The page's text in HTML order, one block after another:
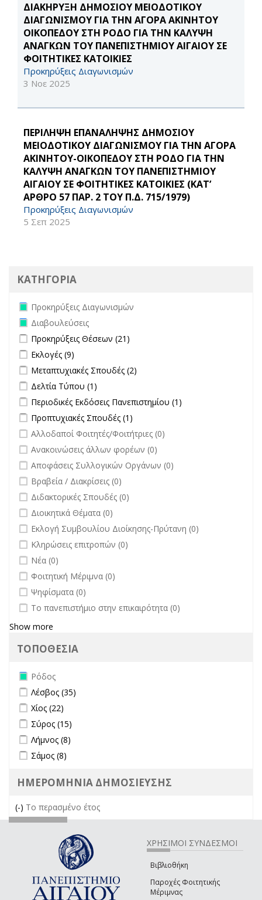
ΔΙΑΚΗΡΥΞΗ ΔΗΜΟΣΙΟΥ ΜΕΙΟΔΟΤΙΚΟΥ
ΔΙΑΓΩΝΙΣΜΟΥ ΓΙΑ ΤΗΝ ΑΓΟΡΑ ΑΚΙΝΗΤΟΥ
ΟΙΚΟΠΕΔΟΥ ΣΤΗ ΡΟΔΟ ΓΙΑ ΤΗΝ ΚΑΛΥΨΗ
ΑΝΑΓΚΩΝ ΤΟΥ ΠΑΝΕΠΙΣΤΗΜΙΟΥ ΑΙΓΑΙΟΥ ΣΕ
ΦΟΙΤΗΤΙΚΕΣ ΚΑΤΟΙΚΙΕΣ
Προκηρύξεις Διαγωνισμών
3 Νοε 2025
ΠΕΡΙΛΗΨΗ ΕΠΑΝΑΛΗΨΗΣ ΔΗΜΟΣΙΟΥ
ΜΕΙΟΔΟΤΙΚΟΥ ΔΙΑΓΩΝΙΣΜΟΥ ΓΙΑ ΤΗΝ ΑΓΟΡΑ
ΑΚΙΝΗΤΟΥ-ΟΙΚΟΠΕΔΟΥ ΣΤΗ ΡΟΔΟ ΓΙΑ ΤΗΝ
ΚΑΛΥΨΗ ΑΝΑΓΚΩΝ ΤΟΥ ΠΑΝΕΠΙΣΤΗΜΙΟΥ
ΑΙΓΑΙΟΥ ΣΕ ΦΟΙΤΗΤΙΚΕΣ ΚΑΤΟΙΚΙΕΣ (ΚΑΤ’
ΑΡΘΡΟ 57 ΠΑΡ. 2 ΤΟΥ Π.Δ. 715/1979)
Προκηρύξεις Διαγωνισμών
5 Σεπ 2025
ΚΑΤΗΓΟΡΙΑ
Remove Προκηρύξεις Διαγωνισμών filter
Προκηρύξεις Διαγωνισμών
Remove Διαβουλεύσεις filter
Διαβουλεύσεις
Apply Προκηρύξεις Θέσεων filter
Προκηρύξεις Θέσεων (21)
Apply Εκλογές filter
Εκλογές (9)
Apply Μεταπτυχιακές Σπουδές filter
Μεταπτυχιακές Σπουδές (2)
Apply Δελτία Τύπου filter
Δελτία Τύπου (1)
Apply Περιοδικές Εκδόσεις Πανεπιστημίου filter
Περιοδικές Εκδόσεις Πανεπιστημίου (1)
Apply Προπτυχιακές Σπουδές filter
Προπτυχιακές Σπουδές (1)
undefined
Αλλοδαποί Φοιτητές/Φοιτήτριες (0)
undefined
Ανακοινώσεις άλλων φορέων (0)
undefined
Αποφάσεις Συλλογικών Οργάνων (0)
undefined
Βραβεία / Διακρίσεις (0)
undefined
Διδακτορικές Σπουδές (0)
undefined
Διοικητικά Θέματα (0)
undefined
Εκλογή Συμβουλίου Διοίκησης-Πρύτανη (0)
undefined
Κληρώσεις επιτροπών (0)
undefined
Νέα (0)
undefined
Φοιτητική Μέριμνα (0)
undefined
Ψηφίσματα (0)
undefined
Το πανεπιστήμιο στην επικαιρότητα (0)
Show more
ΤΟΠΟΘΕΣΙΑ
Remove Ρόδος filter
Ρόδος
Apply Λέσβος filter
Λέσβος (35)
Apply Χίος filter
Χίος (22)
Apply Σύρος filter
Σύρος (15)
Apply Λήμνος filter
Λήμνος (8)
Apply Σάμος filter
Σάμος (8)
ΗΜΕΡΟΜΗΝΙΑ ΔΗΜΟΣΙΕΥΣΗΣ
(-) Remove Το περασμένο έτος filter
Το περασμένο έτος
ΧΡΗΣΙΜΟΙ ΣΥΝΔΕΣΜΟΙ
Βιβλιοθήκη
Παροχές Φοιτητικής
Μέριμνας